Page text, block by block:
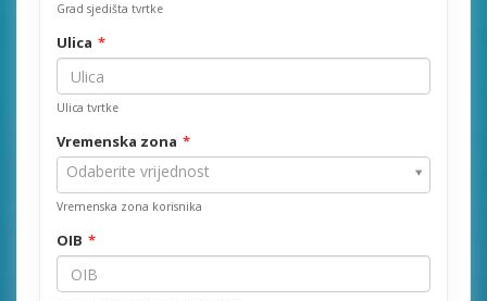
Grad sjedišta tvrtke
Ulica
Ulica tvrtke
Vremenska zona
Odaberite vrijednost
Vremenska
zona
Vremenska zona korisnika
OIB